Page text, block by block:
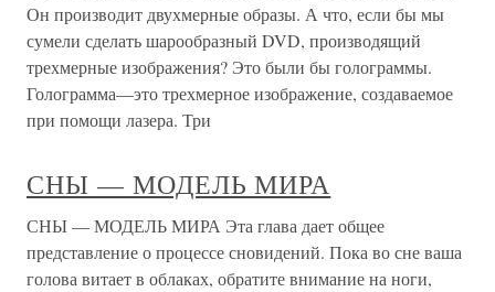
Он производит двухмерные образы. А что, если бы мы
сумели сделать шарообразный DVD, производящий
трехмерные изображения? Это были бы голограммы.
Голограмма—это трехмерное изображение, создаваемое
при помощи лазера. Три
СНЫ — МОДЕЛЬ МИРА
СНЫ — МОДЕЛЬ МИРА Эта глава дает общее
представление о процессе сновидений. Пока во сне ваша
голова витает в облаках, обратите внимание на ноги,